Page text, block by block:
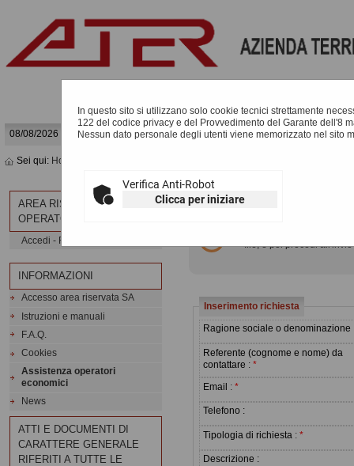
08/08/2026 16:44
Sei qui: Home
In questo sito si utilizzano solo cookie tecnici strettamente
122 del codice privacy e del Provvedimento del Garante dell'8
Nessun dato personale degli utenti viene memorizzato nel sito
Verifica Anti-Robot
Clicca per iniziareASSISTENZA
file, e poi procedi
Inserimento richiesta
Ragione sociale o denominazione
Referente (cognome e nome) da
contattare : *
Email : *
Telefono :
Tipologia di richiesta: *
Descrizione :
AREA RISERVATA
OPERATORE ECONOMICO
Accedi - Registrati
INFORMAZIONI
Accesso area riservata SA
Istruzioni e manuali
F.A.Q.
Cookies
Assistenza operatori
economici
News
ATTI E DOCUMENTI DI
CARATTERE GENERALE
RIFERITI A TUTTE LE